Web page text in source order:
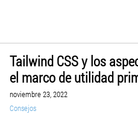
Tailwind CSS y los
el marco de utilidad
noviembre 23, 2022
Consejos